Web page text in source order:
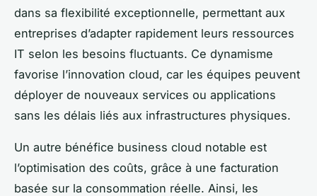
dans sa flexibilité exceptionnelle, permettant aux
entreprises d’adapter rapidement leurs ressources
IT selon les besoins fluctuants. Ce dynamisme
favorise l’innovation cloud, car les équipes peuvent
déployer de nouveaux services ou applications
sans les délais liés aux infrastructures physiques.
Un autre bénéfice business cloud notable est
l’optimisation des coûts, grâce à une facturation
basée sur la consommation réelle. Ainsi, les